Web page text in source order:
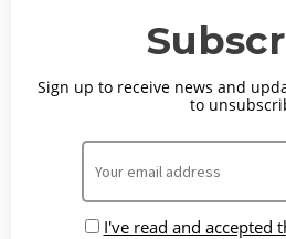
Sign up to receive news and
to
I've read and accepted